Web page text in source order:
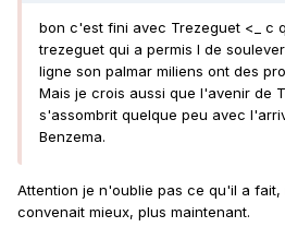
bon c'est fini avec Trezeguet <_ c
trezeguet qui a permis l de
ligne son palmar miliens ont des
Mais je crois aussi que l'avenir de
s'assombrit quelque peu avec
Benzema.
Attention je n'oublie pas ce qu'il a fait,
convenait mieux, plus maintenant.